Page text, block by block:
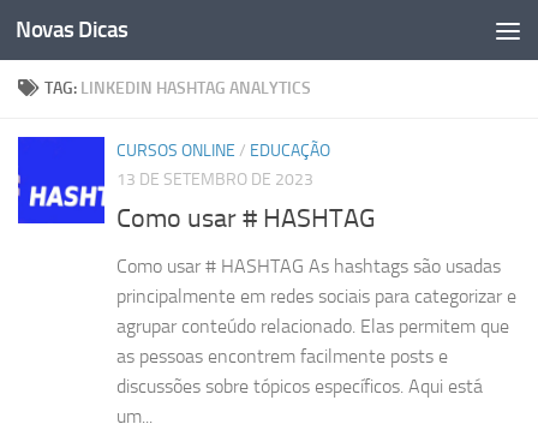
Skip to content
Novas Dicas
TAG: LINKEDIN HASHTAG ANALYTICS
CURSOS ONLINE / EDUCAÇÃO
13 DE SETEMBRO DE 2023
Como usar # HASHTAG
Como usar # HASHTAG As hashtags são usadas
principalmente em redes sociais para categorizar e
agrupar conteúdo relacionado. Elas permitem que
as pessoas encontrem facilmente posts e
discussões sobre tópicos específicos. Aqui está
um...